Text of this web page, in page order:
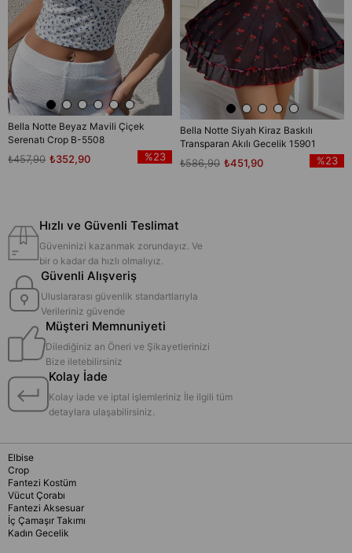
Bella Notte Beyaz Mavili Çiçek
Serenatı Crop B-5508
₺352,90
₺457,90 %23
Bella Notte Siyah Kiraz Baskılı
Transparan Akılı Gecelik 15901
₺451,90
₺586,90 %23
Hızlı ve Güvenli Teslimat
Güveninizi kazanmak zorundayız. Ve
bir o kadar da hızlı olmalıyız.
Güvenli Alışveriş
Uluslararası güvenlik standartlarıyla
Verileriniz güvende
Müşteri Memnuniyeti
Dilediğiniz an Öneri ve Şikayetlerinizi
Bize iletebilirsiniz
Kolay İade
Kolay iade ve iptal işlemleriniz İle ilgili tüm
detaylara ulaşabilirsiniz.
Elbise
Crop
Fantezi Kostüm
Vücut Çorabı
Fantezi Aksesuar
İç Çamaşır Takımı
Kadın Gecelik